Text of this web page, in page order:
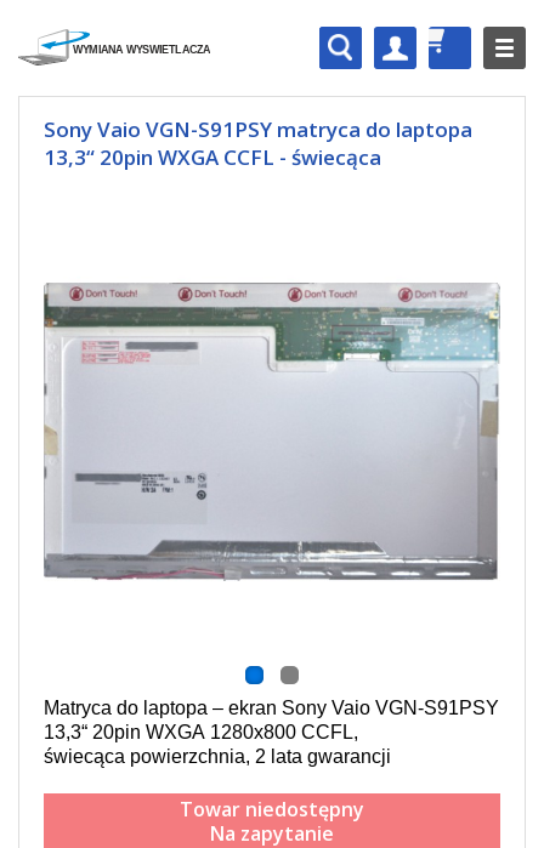
Sony Vaio VGN-S91PSY matryca do laptopa
13,3“ 20pin WXGA CCFL - świecąca
Matryca do laptopa – ekran Sony Vaio VGN-S91PSY
13,3“ 20pin WXGA 1280x800 CCFL,
świecąca powierzchnia, 2 lata gwarancji
Towar niedostępny
Na zapytanie